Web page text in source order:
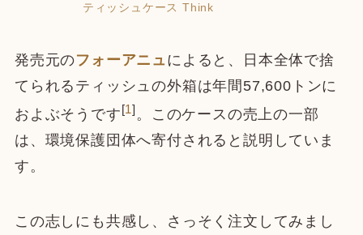
ティッシュケース Think
発売元のフォーアニュによると、日本全体で捨
てられるティッシュの外箱は年間57,600トンに
およぶそうです[1]。このケースの売上の一部
は、環境保護団体へ寄付されると説明していま
す。
この志しにも共感し、さっそく注文してみまし